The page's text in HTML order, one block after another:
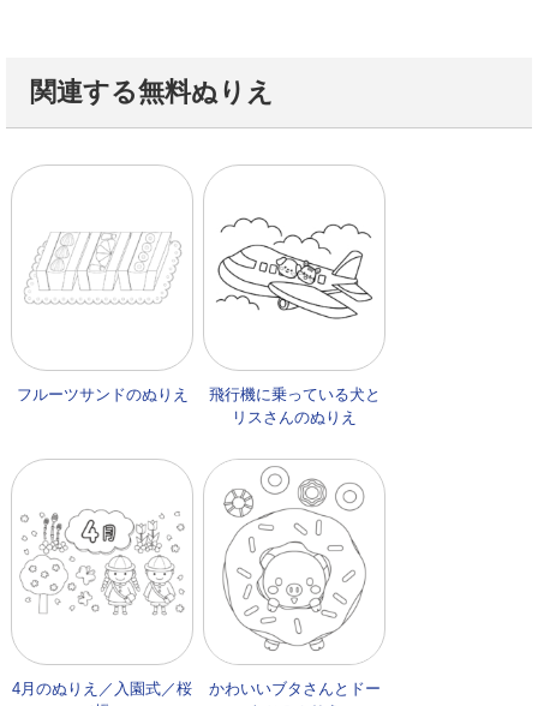
関連する無料ぬりえ
フルーツサンドのぬりえ
飛行機に乗っている犬と
リスさんのぬりえ
4月のぬりえ／入園式／桜
かわいいブタさんとドー